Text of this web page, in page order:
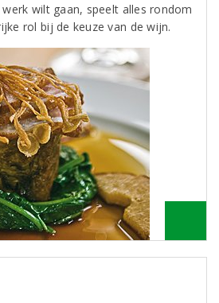
wilt gaan, speelt alles rondom
rol bij de keuze van de wijn.